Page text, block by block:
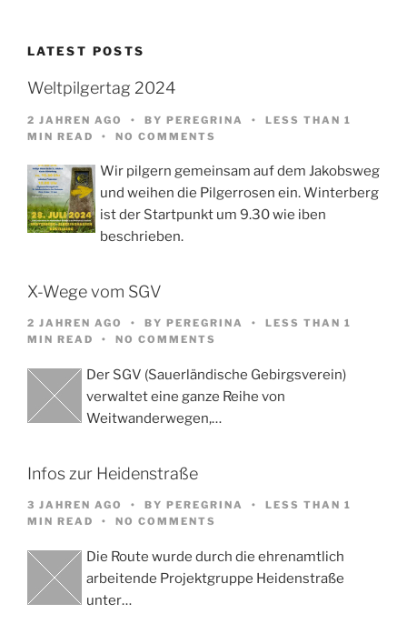
LATEST POSTS
Weltpilgertag 2024
2 JAHREN AGO BY PEREGRINA
LESS THAN 1
MIN READ
NO COMMENTS
Wir pilgern gemeinsam auf dem Jakobsweg
und weihen die Pilgerrosen ein. Winterberg
ist der Startpunkt um 9.30 wie iben
beschrieben.
X-Wege vom SGV
2 JAHREN AGO BY PEREGRINA
LESS THAN 1
MIN READ
NO COMMENTS
Der SGV (Sauerländische Gebirgsverein)
verwaltet eine ganze Reihe von
Weitwanderwegen,…
Infos zur Heidenstraße
3 JAHREN AGO BY PEREGRINA
LESS THAN 1
MIN READ
NO COMMENTS
Die Route wurde durch die ehrenamtlich
arbeitende Projektgruppe Heidenstraße
unter…